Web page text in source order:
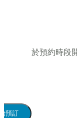
於預約時段
預訂